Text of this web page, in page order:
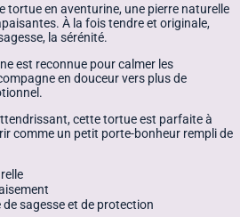
tortue en aventurine, une pierre naturelle
À la fois tendre et originale,
la sérénité.
est reconnue pour calmer les
en douceur vers plus de
cette tortue est parfaite à
comme un petit porte-bonheur rempli de
sagesse et de protection